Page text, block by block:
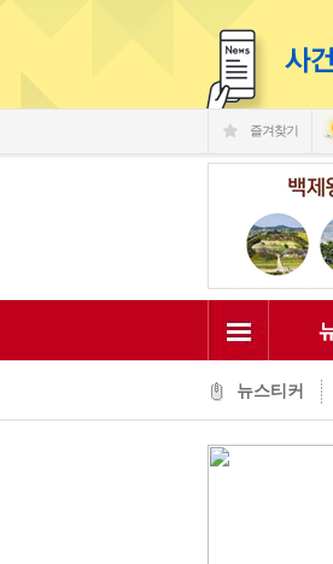
즐겨찾기
뉴스티커